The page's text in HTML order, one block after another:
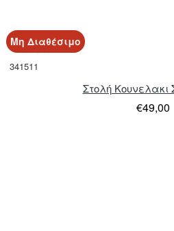
Μη Διαθέσιμο
341511
Στολή Κουνελακι
€49,00